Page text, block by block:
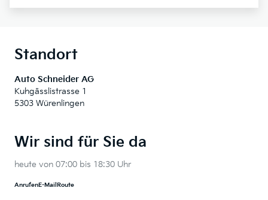
Standort
Auto Schneider AG
Kuhgässlistrasse 1
5303 Würenlingen
Wir sind für Sie da
heute von 07:00 bis 18:30 Uhr
AnrufenE-Mail Route